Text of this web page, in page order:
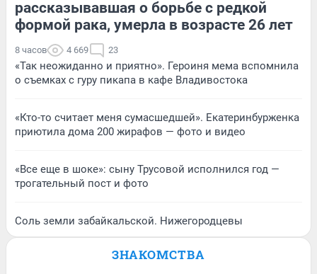
рассказывавшая о борьбе с редкой
формой рака, умерла в возрасте 26 лет
8 часов 4 669 23
«Так неожиданно и приятно». Героиня мема вспомнила
о съемках с гуру пикапа в кафе Владивостока
«Кто-то считает меня сумасшедшей». Екатеринбурженка
приютила дома 200 жирафов — фото и видео
«Все еще в шоке»: сыну Трусовой исполнился год —
трогательный пост и фото
Соль земли забайкальской. Нижегородцевы
ЗНАКОМСТВА